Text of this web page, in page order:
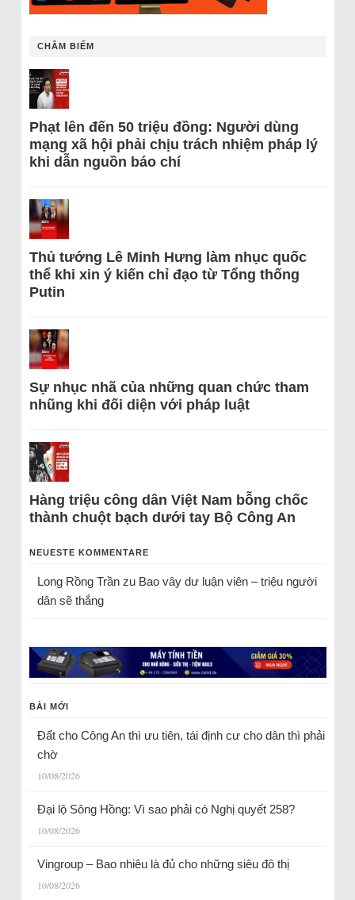
CHÂM BIẾM
Phạt lên đến 50 triệu đồng: Người dùng
mạng xã hội phải chịu trách nhiệm pháp lý
khi dẫn nguồn báo chí
Thủ tướng Lê Minh Hưng làm nhục quốc
thể khi xin ý kiến chỉ đạo từ Tổng thống
Putin
Sự nhục nhã của những quan chức tham
nhũng khi đối diện với pháp luật
Hàng triệu công dân Việt Nam bỗng chốc
thành chuột bạch dưới tay Bộ Công An
NEUESTE KOMMENTARE
Long Rồng Trầnzu Bao vây dư luận viên – triệu người
dân sẽ thắng
BÀI MỚI
Đất cho Công An thì ưu tiên, tái định cư cho dân thì phải
chờ
10/08/2026
Đại lộ Sông Hồng: Vì sao phải có Nghị quyết 258?
10/08/2026
Vingroup – Bao nhiêu là đủ cho những siêu đô thị
10/08/2026